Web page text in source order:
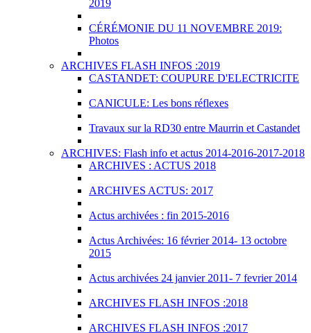
2019
CÉRÉMONIE DU 11 NOVEMBRE 2019:
Photos
ARCHIVES FLASH INFOS :2019
CASTANDET: COUPURE D'ELECTRICITE
CANICULE: Les bons réflexes
Travaux sur la RD30 entre Maurrin et Castandet
ARCHIVES: Flash info et actus 2014-2016-2017-2018
ARCHIVES : ACTUS 2018
ARCHIVES ACTUS: 2017
Actus archivées : fin 2015-2016
Actus Archivées: 16 février 2014- 13 octobre
2015
Actus archivées 24 janvier 2011- 7 fevrier 2014
ARCHIVES FLASH INFOS :2018
ARCHIVES FLASH INFOS :2017